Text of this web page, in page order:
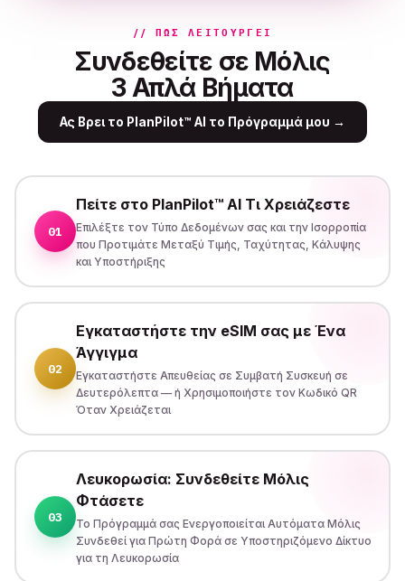
// ΠΏΣ ΛΕΙΤΟΥΡΓΕΊ
Συνδεθείτε σε Μόλις
3 Απλά Βήματα
Ας Βρει το PlanPilot™ AI το Πρόγραμμά μου →
01
Πείτε στο PlanPilot™ AI Τι Χρειάζεστε
Επιλέξτε τον Τύπο Δεδομένων σας και την Ισορροπία
που Προτιμάτε Μεταξύ Τιμής, Ταχύτητας, Κάλυψης
και Υποστήριξης
02
Εγκαταστήστε την eSIM σας με Ένα
Άγγιγμα
Εγκαταστήστε Απευθείας σε Συμβατή Συσκευή σε
Δευτερόλεπτα — ή Χρησιμοποιήστε τον Κωδικό QR
Όταν Χρειάζεται
03
Λευκορωσία: Συνδεθείτε Μόλις
Φτάσετε
Το Πρόγραμμά σας Ενεργοποιείται Αυτόματα Μόλις
Συνδεθεί για Πρώτη Φορά σε Υποστηριζόμενο Δίκτυο
για τη Λευκορωσία